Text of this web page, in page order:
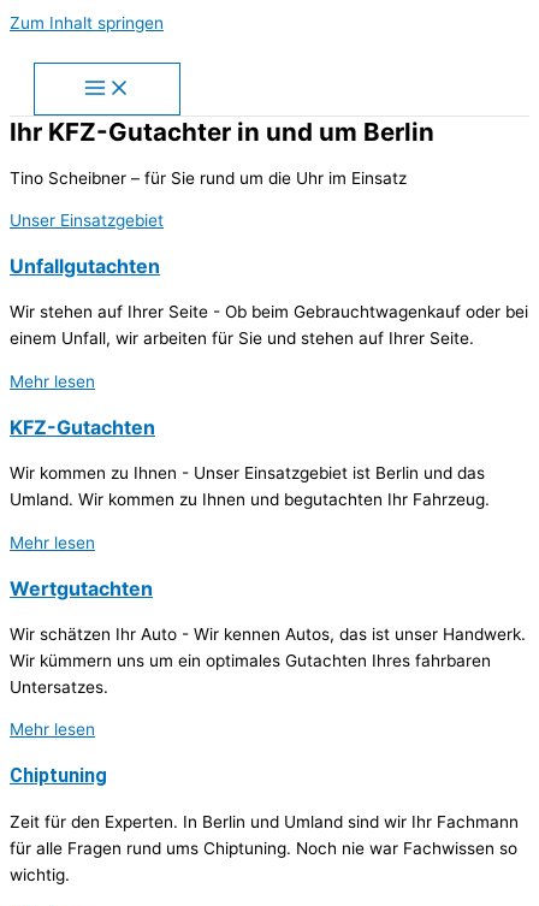
Zum Inhalt springen
Ihr KFZ-Gutachter in und um Berlin
Tino Scheibner – für Sie rund um die Uhr im Einsatz
Unser Einsatzgebiet
Unfallgutachten
Wir stehen auf Ihrer Seite - Ob beim Gebrauchtwagenkauf oder bei
einem Unfall, wir arbeiten für Sie und stehen auf Ihrer Seite.
Mehr lesen
KFZ-Gutachten
Wir kommen zu Ihnen - Unser Einsatzgebiet ist Berlin und das
Umland. Wir kommen zu Ihnen und begutachten Ihr Fahrzeug.
Mehr lesen
Wertgutachten
Wir schätzen Ihr Auto - Wir kennen Autos, das ist unser Handwerk.
Wir kümmern uns um ein optimales Gutachten Ihres fahrbaren
Untersatzes.
Mehr lesen
Chiptuning
Zeit für den Experten. In Berlin und Umland sind wir Ihr Fachmann
für alle Fragen rund ums Chiptuning. Noch nie war Fachwissen so
wichtig.